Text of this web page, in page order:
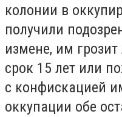
колонии в
получили
измене, им
срок 15 лет или
с конфискацией
оккупации обе